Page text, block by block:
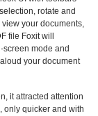
rotate and
your documents,
file Foxit will
mode and
your document
it attracted attention
only quicker and with